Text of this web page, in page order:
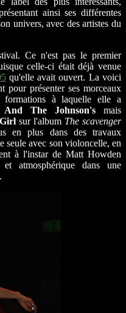
ainsi ses différentes
univers, avec des artistes du
Ce n'est pas le premier
celle-ci était déjà venue
qu'elle avait ouvert. La voici
pour présenter ses morceaux
formations à laquelle elle a
And The Johnson'smais
sur l'album The scavenger
en plus dans des travaux
seule avec son violoncelle, en
à l'instar de Matt Howden
atmosphérique dans une